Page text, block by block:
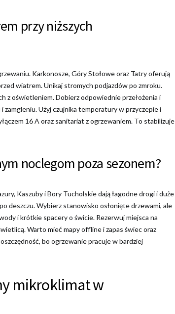
przy niższych
Karkonosze, Góry Stołowe oraz Tatry oferują
wiatrem. Unikaj stromych podjazdów po zmroku.
z oświetleniem. Dobierz odpowiednie przełożenia i
Użyj czujnika temperatury w przyczepie i
16 A oraz sanitariat z ogrzewaniem. To stabilizuje
noclegom poza sezonem?
Kaszuby i Bory Tucholskie dają łagodne drogi i duże
deszczu. Wybierz stanowisko osłonięte drzewami, ale
i krótkie spacery o świcie. Rezerwuj miejsca na
Warto mieć mapy offline i zapas świec oraz
bo ogrzewanie pracuje w bardziej
mikroklimat w